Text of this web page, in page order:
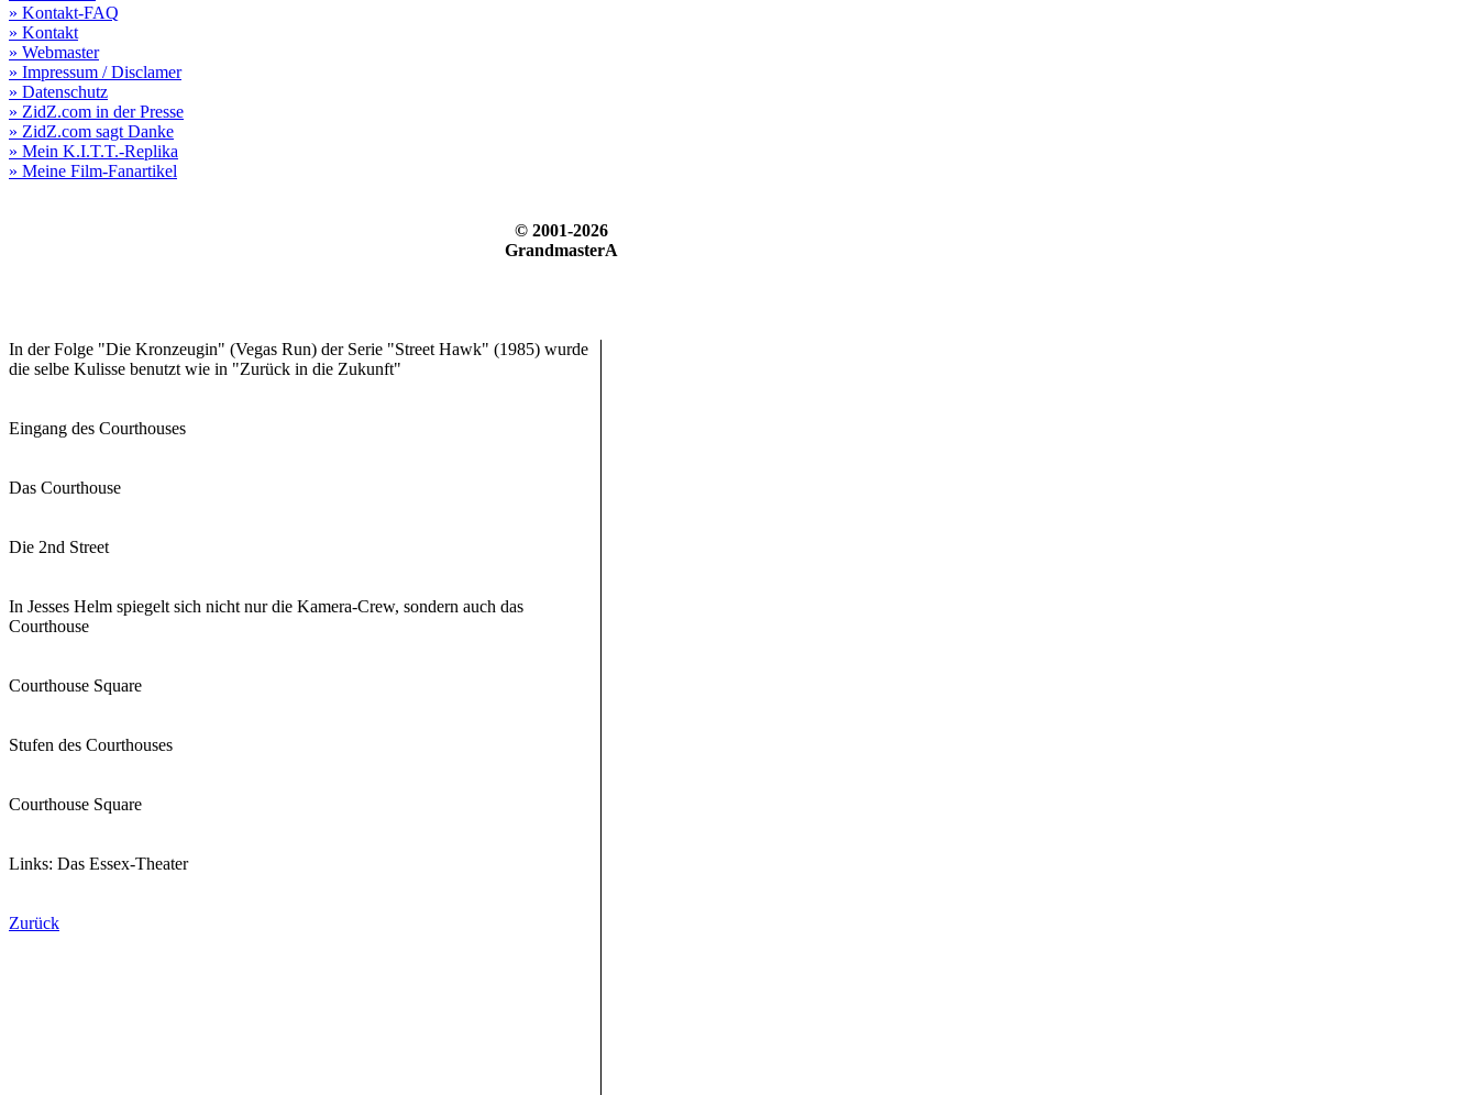
» Kontakt-FAQ
» Kontakt
» Webmaster
» Impressum / Disclamer
» Datenschutz
» ZidZ.com in der Presse
» ZidZ.com sagt Danke
» Mein K.I.T.T.-Replika
» Meine Film-Fanartikel
© 2001-2026
GrandmasterA
In der Folge "Die Kronzeugin" (Vegas Run) der Serie "Street Hawk" (1985) wurde
die selbe Kulisse benutzt wie in "Zurück in die Zukunft"
Eingang des Courthouses
Das Courthouse
Die 2nd Street
In Jesses Helm spiegelt sich nicht nur die Kamera-Crew, sondern auch das
Courthouse
Courthouse Square
Stufen des Courthouses
Courthouse Square
Links: Das Essex-Theater
Zurück